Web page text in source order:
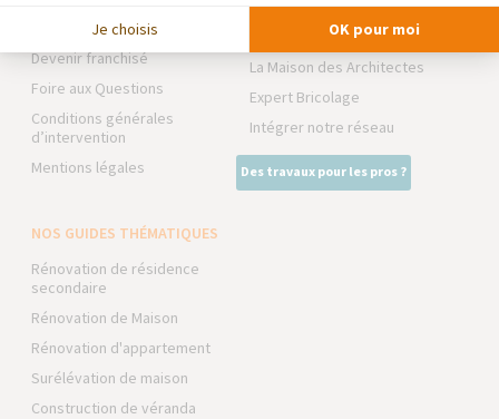
Trouver une agence
Devenir franchisé
Foire aux Questions
Conditions générales
d’intervention
Mentions légales
NOS PARTENAIRES
La Maison des Architectes
Expert Bricolage
Intégrer notre réseau
Des travaux pour les pros ?
NOS GUIDES THÉMATIQUES
Rénovation de résidence
secondaire
Rénovation de Maison
Rénovation d'appartement
Surélévation de maison
Construction de véranda
Je choisis OK pour moi